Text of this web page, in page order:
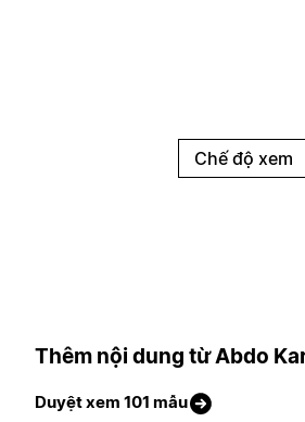
Chế độ xem
Thêm nội dung từ Abdo
Duyệt xem 101 mẫu